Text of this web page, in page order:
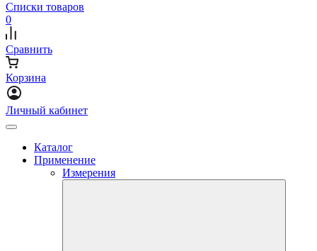
Списки товаров
0
Сравнить
Корзина
Личный кабинет
Каталог
Применение
Измерения